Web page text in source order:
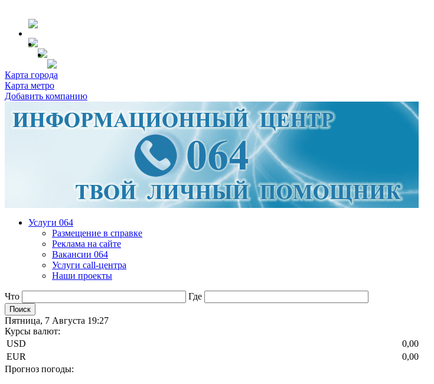
Карта города
Карта метро
Добавить компанию
Услуги 064
Размещение в справке
Реклама на сайте
Вакансии 064
Услуги call-центра
Наши проекты
Что Где
Пятница, 7 Августа 19:27
Курсы валют:
USD
0,00
EUR
0,00
Прогноз погоды: